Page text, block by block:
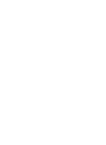
Bitnovo o fai acquisti